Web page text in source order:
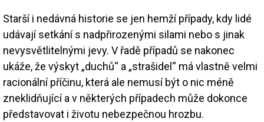
Starší i nedávná historie se jen hemží případy, kdy lidé
udávají setkání s nadpřirozenými silami nebo s jinak
nevysvětlitelnými jevy. V řadě případů se nakonec
ukáže, že výskyt „duchů“ a „strašidel“ má vlastně velmi
racionální příčinu, která ale nemusí být o nic méně
zneklidňující a v některých případech může dokonce
představovat i životu nebezpečnou hrozbu.